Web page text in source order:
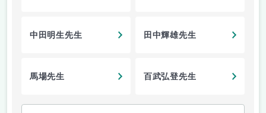
中田明生先生 田中輝雄先生
馬場先生 百武弘登先生